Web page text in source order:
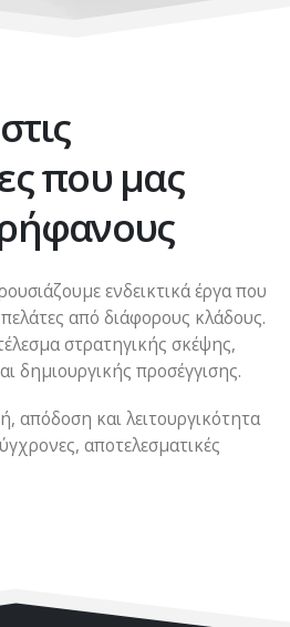
που μας
ενδεικτικά έργα που
από διάφορους κλάδους.
στρατηγικής σκέψης,
δημιουργικής προσέγγισης.
απόδοση και λειτουργικότητα
αποτελεσματικές